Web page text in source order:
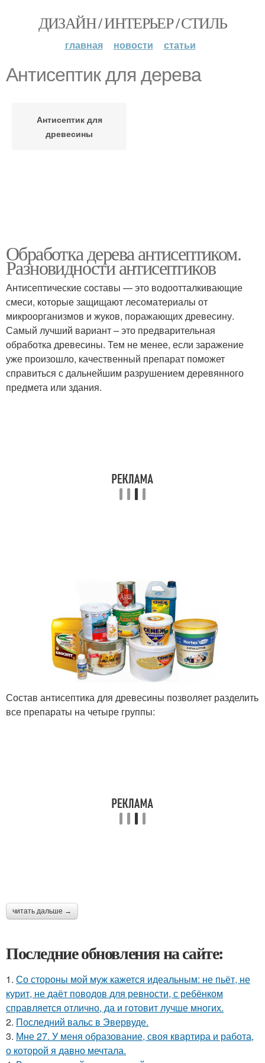
ДИЗАЙН / ИНТЕРЬЕР / СТИЛЬ
главная новости статьи
Антисептик для дерева
Антисептик для
древесины
Обработка дерева антисептиком.
Разновидности антисептиков
Антисептические составы — это водоотталкивающие
смеси, которые защищают лесоматериалы от
микроорганизмов и жуков, поражающих древесину.
Самый лучший вариант – это предварительная
обработка древесины. Тем не менее, если заражение
уже произошло, качественный препарат поможет
справиться с дальнейшим разрушением деревянного
предмета или здания.
Состав антисептика для древесины позволяет разделить
все препараты на четыре группы:
читать дальше →
Последние обновления на сайте:
1. Со стороны мой муж кажется идеальным: не пьёт, не
курит, не даёт поводов для ревности, с ребёнком
справляется отлично, да и готовит лучше многих.
2. Последний вальс в Эвервуде.
3. Мне 27. У меня образование, своя квартира и работа,
о которой я давно мечтала.